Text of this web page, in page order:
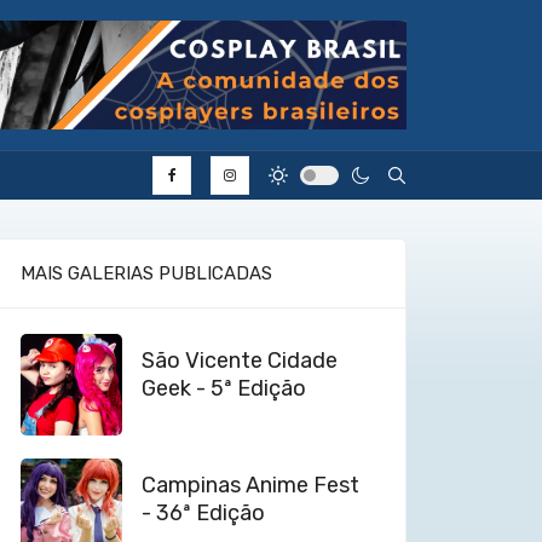
Type 2 or more
MAIS GALERIAS PUBLICADAS
São Vicente Cidade
Geek - 5ª Edição
Campinas Anime Fest
- 36ª Edição